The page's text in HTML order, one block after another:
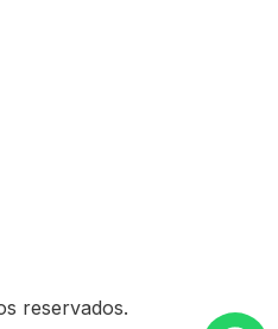
reservados.